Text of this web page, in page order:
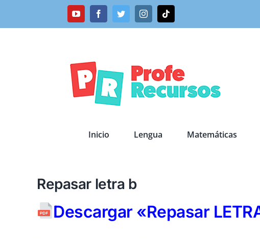
YouTubeFacebookTwitterInstagramTiktok
Inicio Lengua Matemáticas
Repasar letra b
Descargar «Repasar